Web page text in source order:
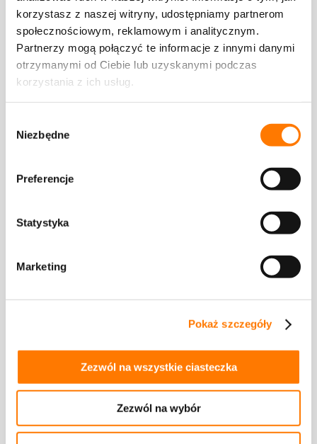
korzystasz z naszej witryny, udostępniamy partnerom
społecznościowym, reklamowym i analitycznym.
Partnerzy mogą połączyć te informacje z innymi danymi
otrzymanymi od Ciebie lub uzyskanymi podczas
korzystania z ich usług.
zgody
Niezbędne
Preferencje
Statystyka
Marketing
Pokaż szczegóły
Zezwól na wszystkie ciasteczka
Zezwól na wybór
Instalacje fotowoltaiczne przeznaczone do obiektów
mieszkalnych
Farmy zielonej energii
PRODUKTY
Optymalizator Mocy
Falowniki centralne
SYSTEMY MAGAZYNOWANIA
Falowniki hybrydowe
Monitorowanie
Akcesoria
STACJA ŁADOWANIA DO POJAZDÓW
ELEKTRYCZNYCH